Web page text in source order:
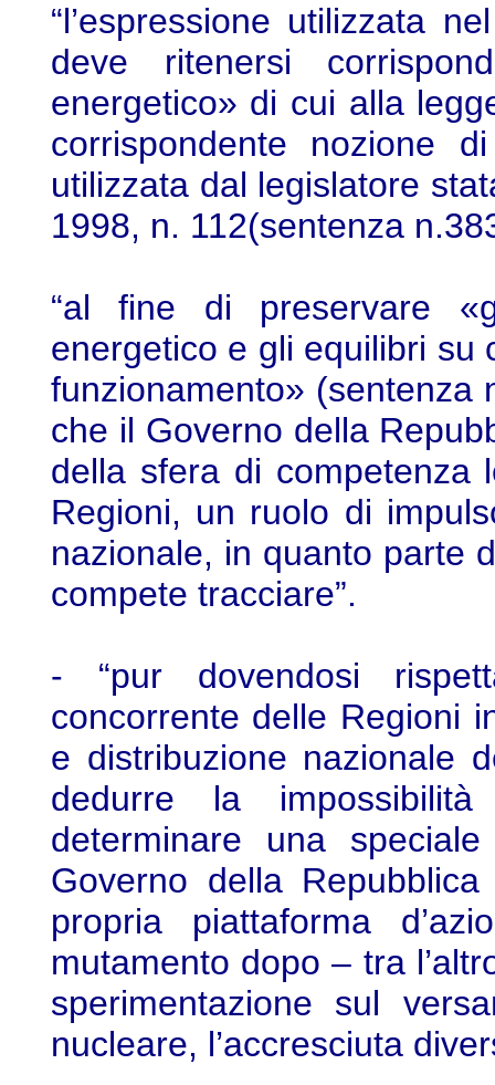
“l’espressione utilizzata
deve ritenersi
energetico» di cui alla
corrispondente nozione
utilizzata dal legislatore
1998, n. 112(sentenza
“al fine di preservare
energetico e gli equilibri su
funzionamento» (sentenza
che il Governo della
della sfera di competenza
Regioni, un ruolo di
nazionale, in quanto parte
compete tracciare”.
- “pur dovendosi
concorrente delle Regioni
e distribuzione nazionale
dedurre la
determinare una
Governo della
propria piattaforma
mutamento dopo – tra
sperimentazione sul
nucleare, l’accresciuta